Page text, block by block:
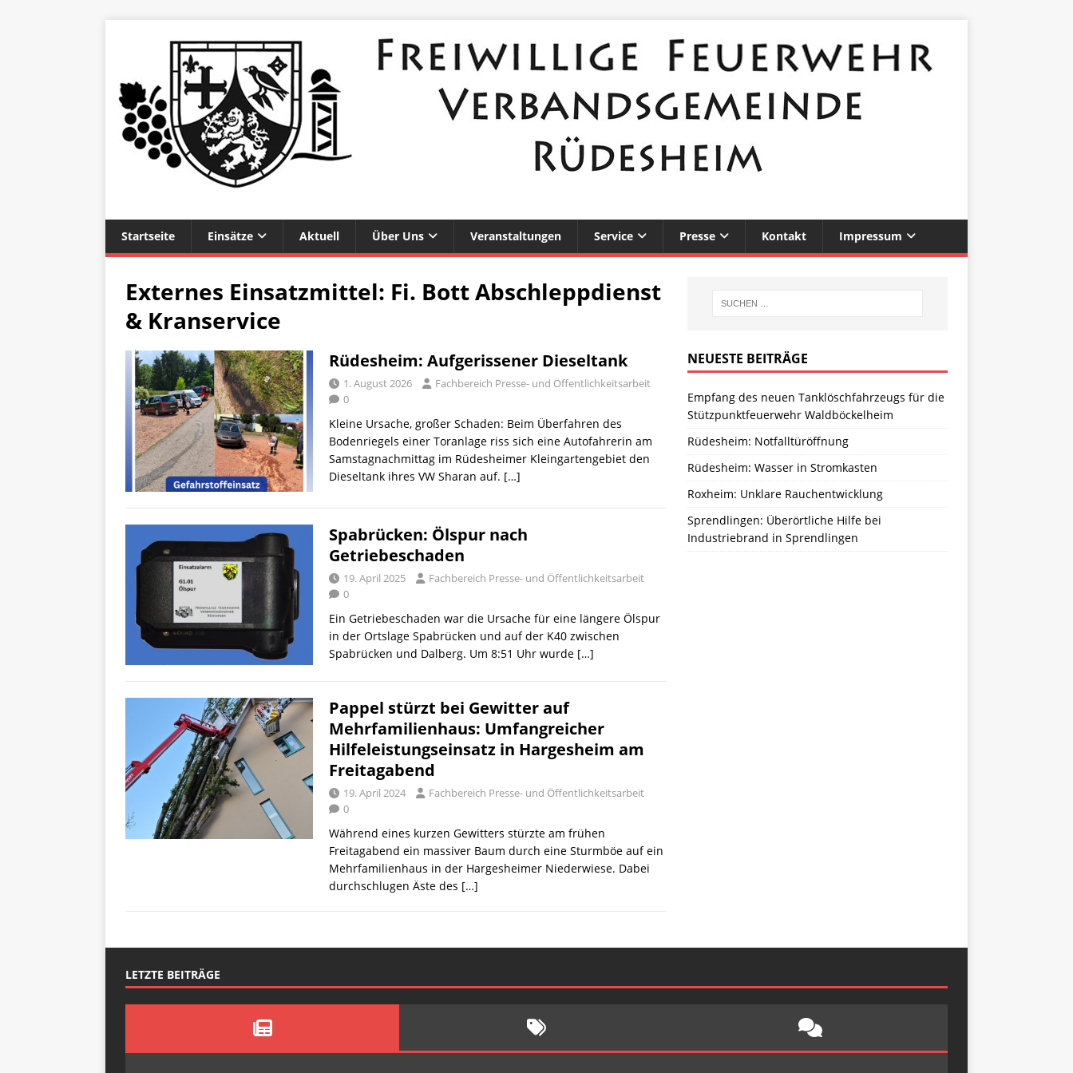
Startseite Einsätze Aktuell Über Uns Veranstaltungen Service Presse Kontakt Impressum
Externes Einsatzmittel: Fi. Bott Abschleppdienst
& Kranservice
Rüdesheim: Aufgerissener Dieseltank
1. August 2026
Fachbereich Presse- und Öffentlichkeitsarbeit
0
Kleine Ursache, großer Schaden: Beim Überfahren des
Bodenriegels einer Toranlage riss sich eine Autofahrerin am
Samstagnachmittag im Rüdesheimer Kleingartengebiet den
Dieseltank ihres VW Sharan auf. […]
Spabrücken: Ölspur nach
Getriebeschaden
19. April 2025
Fachbereich Presse- und Öffentlichkeitsarbeit
0
Ein Getriebeschaden war die Ursache für eine längere Ölspur
in der Ortslage Spabrücken und auf der K40 zwischen
Spabrücken und Dalberg. Um 8:51 Uhr wurde […]
Pappel stürzt bei Gewitter auf
Mehrfamilienhaus: Umfangreicher
Hilfeleistungseinsatz in Hargesheim am
Freitagabend
19. April 2024
Fachbereich Presse- und Öffentlichkeitsarbeit
0
Während eines kurzen Gewitters stürzte am frühen
Freitagabend ein massiver Baum durch eine Sturmböe auf ein
Mehrfamilienhaus in der Hargesheimer Niederwiese. Dabei
durchschlugen Äste des […]
NEUESTE BEITRÄGE
Empfang des neuen Tanklöschfahrzeugs für die
Stützpunktfeuerwehr Waldböckelheim
Rüdesheim: Notfalltüröffnung
Rüdesheim: Wasser in Stromkasten
Roxheim: Unklare Rauchentwicklung
Sprendlingen: Überörtliche Hilfe bei
Industriebrand in Sprendlingen
LETZTE BEITRÄGE